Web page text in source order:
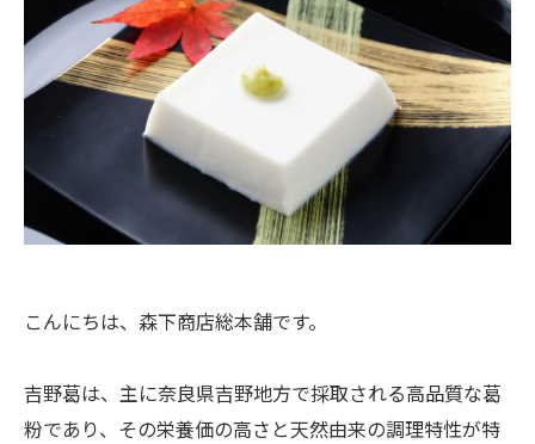
こんにちは、森下商店総本舗です。
吉野葛は、主に奈良県吉野地方で採取される高品質な葛
粉であり、その栄養価の高さと天然由来の調理特性が特